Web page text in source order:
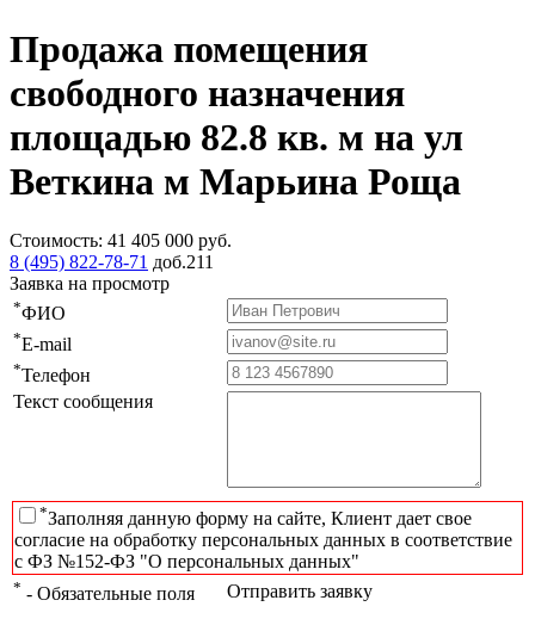
Продажа помещения
свободного назначения
площадью 82.8 кв. м на ул
Веткина м Марьина Роща
Стоимость: 41 405 000 руб.
8 (495) 822-78-71 доб.211
Заявка на просмотр
*ФИО
*E-mail
*Телефон
Текст сообщения
*Заполняя данную форму на сайте, Клиент дает свое
согласие на обработку персональных данных в соответствие
с ФЗ №152-ФЗ "О персональных данных"
* - Обязательные поля Отправить заявку